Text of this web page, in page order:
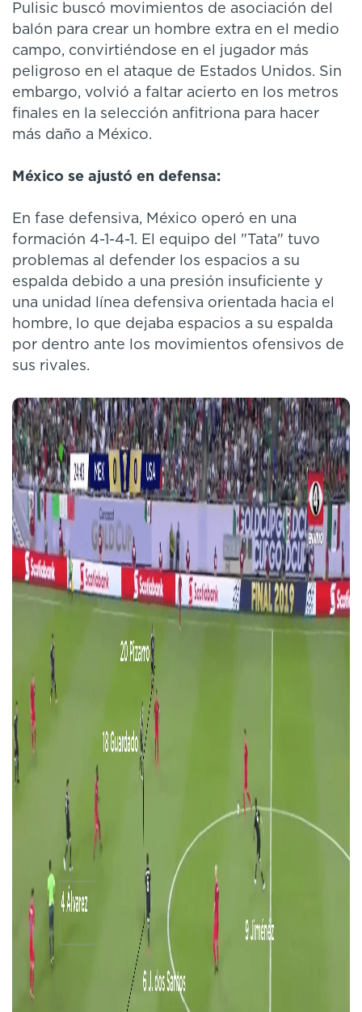
Pulisic buscó movimientos de asociación del
balón para crear un hombre extra en el medio
campo, convirtiéndose en el jugador más
peligroso en el ataque de Estados Unidos. Sin
embargo, volvió a faltar acierto en los metros
finales en la selección anfitriona para hacer
más daño a México.
México se ajustó en defensa:
En fase defensiva, México operó en una
formación 4-1-4-1. El equipo del "Tata" tuvo
problemas al defender los espacios a su
espalda debido a una presión insuficiente y
una unidad línea defensiva orientada hacia el
hombre, lo que dejaba espacios a su espalda
por dentro ante los movimientos ofensivos de
sus rivales.